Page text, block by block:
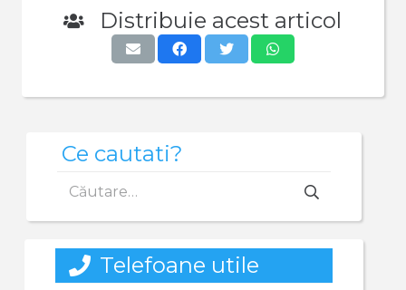
Distribuie acest articol
Ce cautati?
după:
Telefoane utile